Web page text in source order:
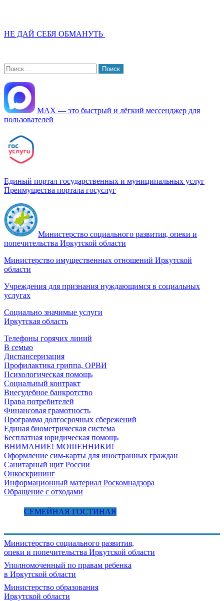
НЕ ДАЙ СЕБЯ ОБМАНУТЬ
Найти:
МАХ — это быстрый и лёгкий мессенджер для
пользователей
Единый портал государственных и муниципальных услуг
Преимущества портала госуслуг
Министерство социального развития, опеки и
попечительства Иркутской области
Министерство имущественных отношений Иркутской
области
Учреждения для признания нуждающимся в социальных
услугах
Социально значимые услуги
Иркутская область
Телефоны горячих линий
В семью
Диспансеризация
Профилактика гриппа, ОРВИ
Психологическая помощь
Социальный контракт
Внесудебное банкротство
Права потребителей
Финансовая грамотность
Программа долгосрочных сбережений
Единая биометрическая система
Бесплатная юридическая помощь
ВНИМАНИЕ! МОШЕННИКИ!
Оформление сим-карты для иностранных граждан
Санитарный щит России
Онкоскрининг
Информационный материал Роскомнадзора
Обращение с отходами
СЕМЕЙНАЯ ГОСТИНАЯ
Министерство социального развития,
опеки и попечительства Иркутской области
Уполномоченный по правам ребенка
в Иркутской области
Министерство образования
Иркутской области